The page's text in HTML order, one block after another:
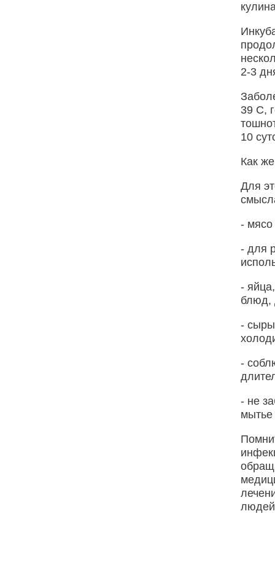
2-3
39 С,
10
Как
Для
- мясо
- для
-
блюд,
-
-
- не
мытье